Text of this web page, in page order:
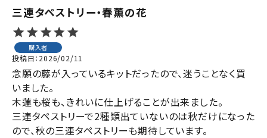
三連タペストリー・春薫の花
購入者
投稿日 2026/02/11
念願の藤が入っているキットだったので、迷うことなく買
いました。
木蓮も桜も、きれいに仕上げることが出来ました。
三連タペストリーで2種類出ていないのは秋だけになった
ので、秋の三連タペストリーも期待しています。